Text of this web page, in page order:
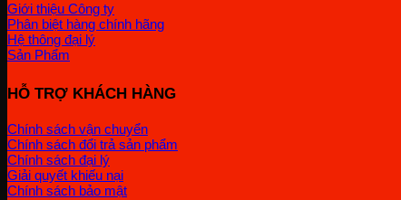
Giới thiệu Công ty
Phân biệt hàng chính hãng
Hệ thông đại lý
Sản Phẩm
HỖ TRỢ KHÁCH HÀNG
Chính sách vận chuyển
Chính sách đổi trả sản phẩm
Chính sách đại lý
Giải quyết khiếu nại
Chính sách bảo mật